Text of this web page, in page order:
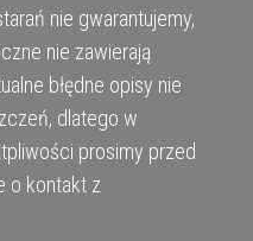
nie gwarantujemy,
nie zawierają
błędne opisy nie
dlatego w
prosimy przed
o kontakt z